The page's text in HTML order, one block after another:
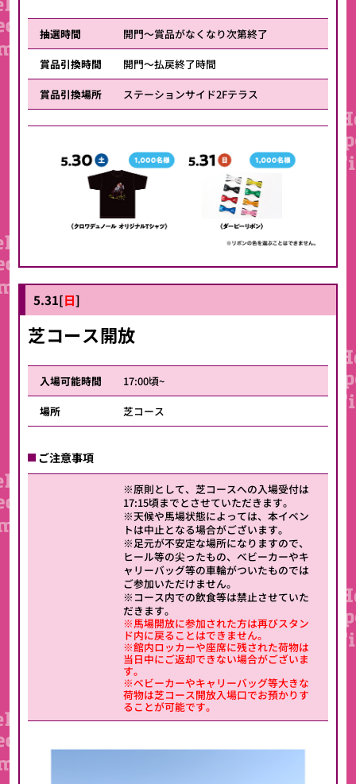
抽選時間
開門～賞品がなくなり次第終了
賞品引換時間
開門～払戻終了時間
賞品引換場所
ステーションサイド2Fテラス
5.31[日]
芝コース開放
入場可能時間
17:00頃~
場所
芝コース
ご注意事項
※原則として、芝コースへの入場受付は
17:15頃までとさせていただきます。
※天候や馬場状態によっては、本イベン
トは中止となる場合がございます。
※足元が不安定な場所になりますので、
ヒール等の尖ったもの、ベビーカーやキ
ャリーバッグ等の車輪がついたものでは
ご参加いただけません。
※コース内での飲食等は禁止させていた
だきます。
※馬場開放に参加された方は再びスタン
ド内に戻ることはできません。
※館内ロッカーや座席に残された荷物は
当日中にご返却できない場合がございま
す。
※ベビーカーやキャリーバッグ等大きな
荷物は芝コース開放入場口でお預かりす
ることが可能です。